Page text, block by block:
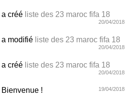
a créé liste des 23 maroc fifa 18
20/04/2018
a modifié liste des 23 maroc fifa 18
20/04/2018
a créé liste des 23 maroc fifa 18
20/04/2018
Bienvenue ! 19/04/2018